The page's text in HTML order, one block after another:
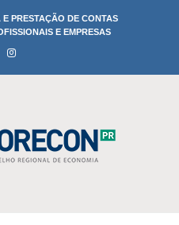
PRESTAÇÃO DE CONTAS
E EMPRESAS